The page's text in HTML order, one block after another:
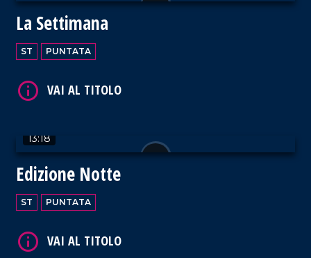
La Settimana
ST PUNTATA
13:18
Edizione Notte
ST PUNTATA
VAI AL TITOLO
VAI AL TITOLO